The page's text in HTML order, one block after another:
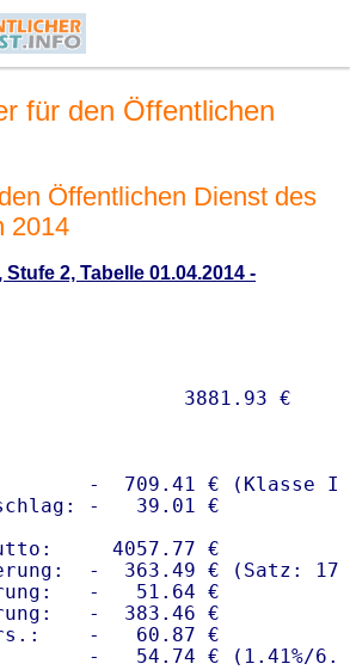
für den Öffentlichen
Öffentlichen Dienst des
2014
2, Tabelle 01.04.2014 -
-  709.41 € (Klasse I)
-   39.01 €
4057.77 €
-  363.49 € (Satz:
-   51.64 €
-  383.46 €
-   60.87 €
-   54.74 € ( 1.41%/